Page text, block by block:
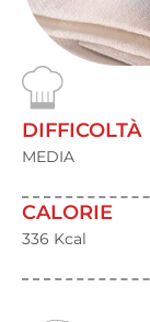
DIFFICOLTÀ
MEDIA
CALORIE
336 Kcal